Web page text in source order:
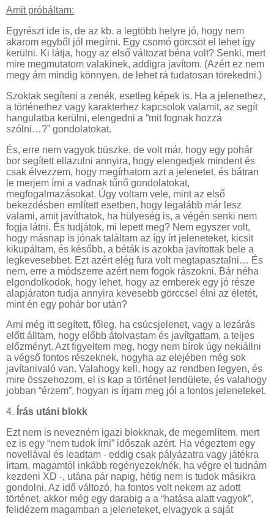
Amit próbáltam:
Egyrészt ide is, de az kb. a legtöbb helyre jó, hogy nem
akarom egyből jól megírni. Egy csomó görcsöt el lehet így
kerülni. Ki látja, hogy az első változat béna volt? Senki, mert
mire megmutatom valakinek, addigra javítom. (Azért ez nem
megy ám mindig könnyen, de lehet rá tudatosan törekedni.)
Szoktak segíteni a zenék, esetleg képek is. Ha a jelenethez,
a történethez vagy karakterhez kapcsolok valamit, az segít
hangulatba kerülni, elengedni a “mit fognak hozzá
szólni…?” gondolatokat.
És, erre nem vagyok büszke, de volt már, hogy egy pohár
bor segített ellazulni annyira, hogy elengedjek mindent és
csak élvezzem, hogy megírhatom azt a jelenetet, és bátran
le merjem írni a vadnak tűnő gondolatokat,
megfogalmazásokat. Úgy voltam vele, mint az első
bekezdésben említett esetben, hogy legalább már lesz
valami, amit javíthatok, ha hülyeség is, a végén senki nem
fogja látni. És tudjátok, mi lepett meg? Nem egyszer volt,
hogy másnap is jónak találtam az így írt jeleneteket, kicsit
kikupáltam, és később, a béták is azokba javítottak bele a
legkevesebbet. Ezt azért elég fura volt megtapasztalni… És
nem, erre a módszerre azért nem fogok rászokni. Bár néha
elgondolkodok, hogy lehet, hogy az emberek egy jó része
alapjáraton tudja annyira kevesebb görccsel élni az életét,
mint én egy pohár bor után?
Ami még itt segített, főleg, ha csúcsjelenet, vagy a lezárás
előtt álltam, hogy előbb átolvastam és javítgattam, a teljes
előzményt. Azt figyeltem meg, hogy nem bírok úgy nekiállni
a végső fontos részeknek, hogyha az elejében még sok
javítanivaló van. Valahogy kell, hogy az rendben legyen, és
mire összehozom, el is kap a történet lendülete, és valahogy
jobban “érzem”, hogyan is írjam meg jól a fontos jeleneteket.
4. Írás utáni blokk
Ezt nem is nevezném igazi blokknak, de megemlítem, mert
ez is egy “nem tudok írni” időszak azért. Ha végeztem egy
novellával és leadtam - eddig csak pályázatra vagy játékra
írtam, magamtól inkább regényezek/nék, ha végre el tudnám
kezdeni XD -, utána pár napig, hétig nem is tudok másikra
gondolni. Az idő változó, ha fontos volt nekem az adott
történet, akkor még egy darabig a a “hatása alatt vagyok”,
felidézem magamban a jeleneteket, elvagyok a saját